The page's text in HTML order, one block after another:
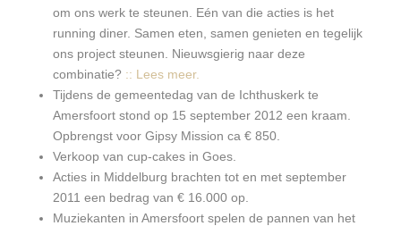
om ons werk te steunen. Eén van die acties is het
running diner. Samen eten, samen genieten en tegelijk
ons project steunen. Nieuwsgierig naar deze
combinatie? :: Lees meer.
Tijdens de gemeentedag van de Ichthuskerk te
Amersfoort stond op 15 september 2012 een kraam.
Opbrengst voor Gipsy Mission ca € 850.
Verkoop van cup-cakes in Goes.
Acties in Middelburg brachten tot en met september
2011 een bedrag van € 16.000 op.
Muziekanten in Amersfoort spelen de pannen van het